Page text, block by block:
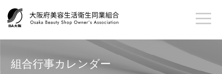
組合行事カレンダー